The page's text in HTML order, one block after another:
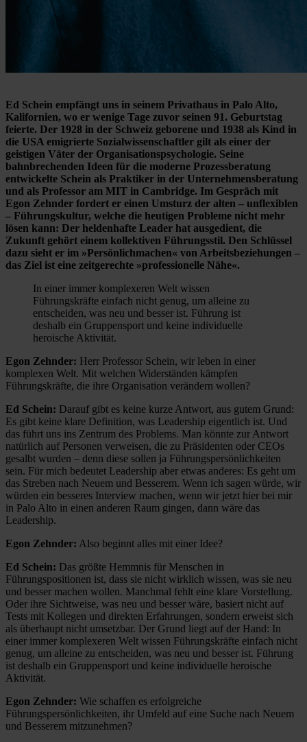
Ed Schein empfängt uns in seinem Privathaus in Palo Alto,
Kalifornien, wo er wenige Tage zuvor seinen 91. Geburtstag
feierte. Der 1928 in der Schweiz geborene und 1938 als Kind in
die USA emigrierte Sozialwissenschaftler gilt als einer der
geistigen Väter der Organisationspsychologie. Seine
bahnbrechenden Ideen für die moderne Prozessberatung
entwickelte Schein als Praktiker in der Unternehmensberatung
und als Professor am MIT in Cambridge. Im Gespräch mit
Egon Zehnder fordert er einen Umsturz der alten – unflexiblen
– Führungskultur, welche die heutigen Probleme nicht mehr
lösen kann: Der heldenhafte Leader hat ausgedient, die
Zukunft gehört einem kollektiven Führungsstil. Den Schlüssel
dazu sieht er im »Persönlichmachen« von Arbeitsbeziehungen –
das Ziel ist eine zeitgerechte »professionelle Nähe«.
In einer immer komplexeren Welt wissen
Führungskräfte einfach nicht genug, um alleine zu
entscheiden, was neu und besser ist. Führung ist
deshalb ein Gruppensport und keine individuelle
heroische Aktivität.
Egon Zehnder: Herr Professor Schein, wir leben in einer
komplexen Welt. Mit welchen Widerständen kämpfen
Führungskräfte, die ihre Organisation verändern wollen?
Ed Schein: Darauf gibt es keine kurze Antwort, aus gutem Grund:
Es gibt keine klare Definition, was Leadership eigentlich ist. Und
das führt uns ins Zentrum des Problems. Man könnte zur Antwort
natürlich auf Personen verweisen, die zu Präsidenten oder CEOs
gesalbt wurden – denn diese sollen ja Führungspersönlichkeiten
sein. Für mich bedeutet Leadership aber etwas anderes: Es geht um
das Streben nach Neuem und Besserem. Wenn ich sagen würde, wir
würden ein besseres Interview machen, wenn wir jetzt hier bei mir
in Palo Alto in einen anderen Raum gingen, dann wäre das
Leadership.
Egon Zehnder: Also beginnt alles mit einer Idee?
Ed Schein: Das größte Hemmnis für Menschen in
Führungspositionen ist, dass sie nicht wirklich wissen, was sie neu
und besser machen wollen. Manchmal fehlt eine klare Vorstellung.
Oder ihre Sichtweise, was neu und besser wäre, basiert nicht auf
Tests mit Kollegen und direkten Erfahrungen, sondern erweist sich
als überhaupt nicht umsetzbar. Der Grund liegt auf der Hand: In
einer immer komplexeren Welt wissen Führungskräfte einfach nicht
genug, um alleine zu entscheiden, was neu und besser ist. Führung
ist deshalb ein Gruppensport und keine individuelle heroische
Aktivität.
Egon Zehnder: Wie schaffen es erfolgreiche
Führungspersönlichkeiten, ihr Umfeld auf eine Suche nach Neuem
und Besserem mitzunehmen?